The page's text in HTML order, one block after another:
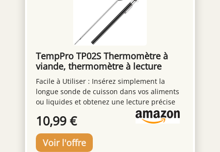
Henry, cette terrine est fabriquée en France
et garantie 10 ans.
TempPro TP02S Thermomètre à
viande, thermomètre à lecture
instantanée 3s
Facile à Utiliser : Insérez simplement la
longue sonde de cuisson dans vos aliments
ou liquides et obtenez une lecture précise
de la température à chaque fois ; le
thermometre cuisine est idéal pour les
grillades, les liquides, la cuisson, et la
fabrication de bonbons. Lecture Rapide et
10,99 €